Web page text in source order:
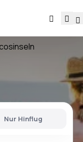
Nur Hinflug